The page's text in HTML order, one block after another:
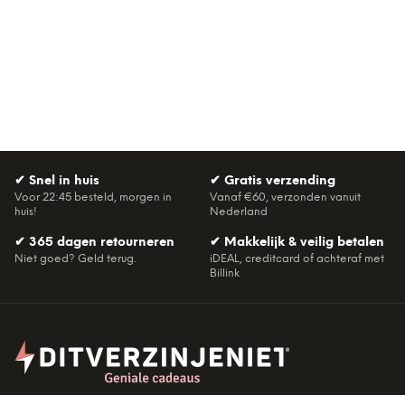
✔ Snel in huis
Voor 22:45 besteld, morgen in
huis!
✔ Gratis verzending
Vanaf €60, verzonden vanuit
Nederland
✔ 365 dagen retourneren
Niet goed? Geld terug.
✔ Makkelijk & veilig betalen
iDEAL, creditcard of achteraf met
Billink